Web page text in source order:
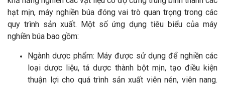
hạt mịn, máy nghiền búa đóng vai trò quan trọng trong các
quy trình sản xuất. Một số ứng dụng tiêu biểu của máy
nghiền búa bao gồm:
Ngành dược phẩm: Máy được sử dụng để nghiền các
loại dược liệu, tá dược thành bột mịn, tạo điều kiện
thuận lợi cho quá trình sản xuất viên nén, viên nang.